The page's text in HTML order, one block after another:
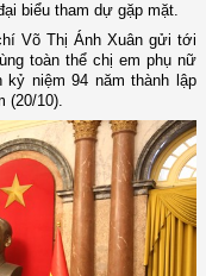
biểu tham dự gặp mặt.
Võ Thị Ánh Xuângửi tới
toàn thể chị em phụ nữ
kỷ niệm 94 năm thành lập
(20/10).